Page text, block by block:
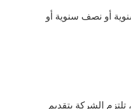
أو نصف سنوية أو
الشركة بتقديم